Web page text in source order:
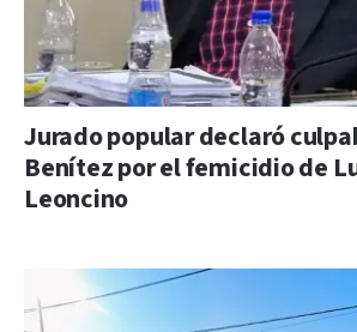
Jurado popular declaró
Benítez por el femicidio de
Leoncino